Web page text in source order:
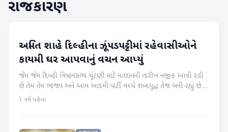
રાજકારણ
રાજકારણ
અમિત શાહે દિલ્હીના ઝૂંપડપટ્ટીમાં રહેવાસીઓને
કાયમી ઘર આપવાનું વચન આપ્યું
જેમ જેમ દિલ્હી વિધાનસભા ચૂંટણી માટે મતદાનની તારીખ નજીક આવી રહી
છે તેમ તેમ ભાજપ અને આમ આદમી પાર્ટી વચ્ચે શબ્દયુદ્ધ તેજ બની રહ્યું છે.
દરમિયાન, કેન્દ્રીય ગૃહ પ્રધાન અને ભાજપના વરિષ્ઠ નેતા અમિત શાહે સ્લમ...
1 વર્ષ પહેલા